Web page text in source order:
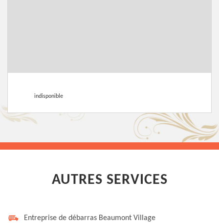
indisponible
AUTRES SERVICES
Entreprise de débarras Beaumont Village